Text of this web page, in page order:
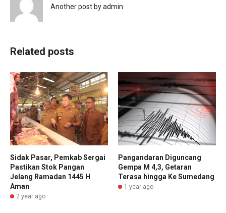
Another post by admin
Related posts
Sidak Pasar, Pemkab Sergai
Pastikan Stok Pangan
Jelang Ramadan 1445 H
Aman
2 year ago
Pangandaran Diguncang
Gempa M 4,3, Getaran
Terasa hingga Ke Sumedang
1 year ago